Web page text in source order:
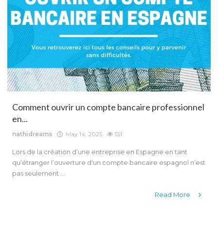
Immobilière
Rénovation
Décoration
Á propos de nous
Galerie
Contact
Comment ouvrir un compte bancaire professionnel
en...
nathidreams May 14, 2025 551
Lors de la création d’une entreprise en Espagne en tant
qu’étranger l’ouverture d’un compte bancaire espagnol n’est
pas seulement ...
Read More